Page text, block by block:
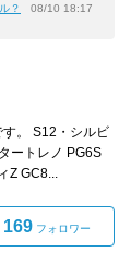
？ 08/10 18:17
。 S12・シルビ
ートレノ PG6S
Z GC8...
169フォロワー